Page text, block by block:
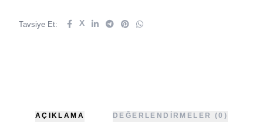
Tavsiye Et: X
AÇIKLAMA DEĞERLENDIRMELER (0)